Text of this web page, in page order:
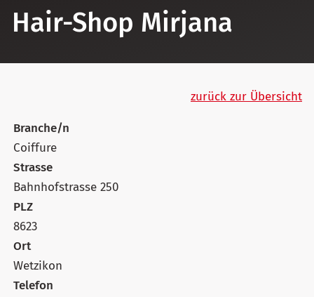
Hair-Shop Mirjana
zurück zur Übersicht
Branche/n
Coiffure
Strasse
Bahnhofstrasse 250
PLZ
8623
Ort
Wetzikon
Telefon